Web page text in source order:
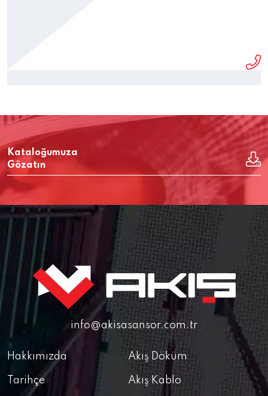
Kataloğumuza
Gözatın
info@akisasansor.com.tr
Hakkımızda
Tarihçe
Akış Döküm
Akış Kablo